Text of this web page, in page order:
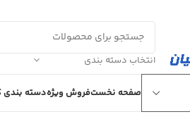
انتخاب دسته بندی
صفحه نخستفروش ویژهدسته بندی